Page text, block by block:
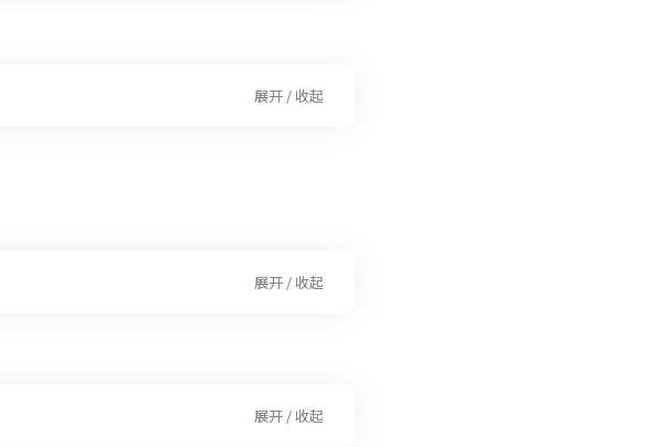
展开 / 收起
展开 / 收起
展开 / 收起